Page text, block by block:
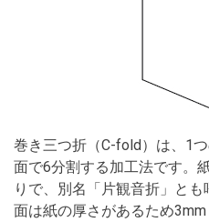
巻き三つ折（C-fold）は、1
面で6分割する加工法です。
りで、別名「片観音折」と
面は紙の厚さがあるため